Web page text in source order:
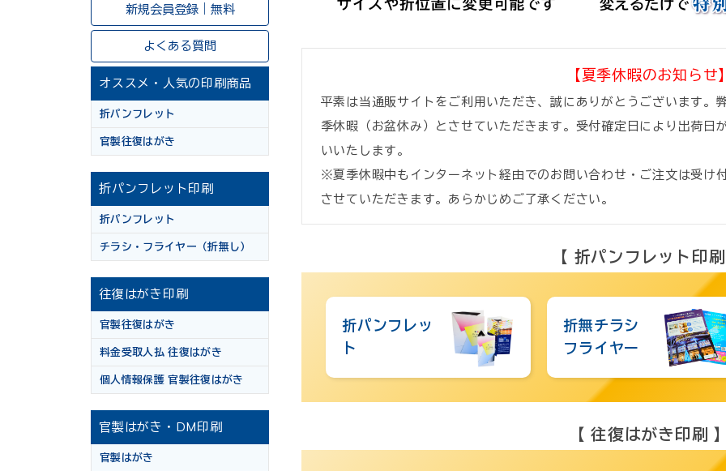
新規会員登録｜無料
よくある質問
オススメ・人気の印刷商品
折パンフレット
官製往復はがき
折パンフレット印刷
折パンフレット
チラシ・フライヤー（折無し）
往復はがき印刷
官製往復はがき
料金受取人払 往復はがき
個人情報保護 官製往復はがき
官製はがき・DM印刷
官製はがき
【夏季休暇のお知らせ
平素は当通販サイトをご利用いただき、誠にありがとうございます
季休暇（お盆休み）とさせていただきます。受付確定日により出荷日
いいたします。
※夏季休暇中もインターネット経由でのお問い合わせ・ご注文は受け
させていただきます。あらかじめご了承ください。
【 折パンフレット印
折パンフレッ
ト
折無チラシ
フライヤー
【 往復はがき印刷